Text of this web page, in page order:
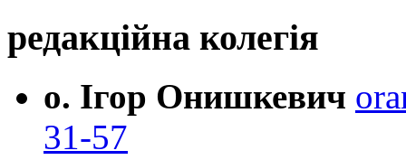
редакційна колегія
о. Ігор Онишкевич
31-57